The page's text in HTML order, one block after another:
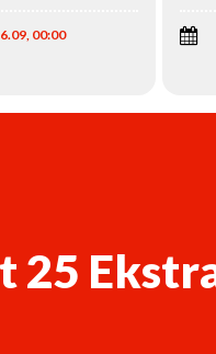
00:00
25